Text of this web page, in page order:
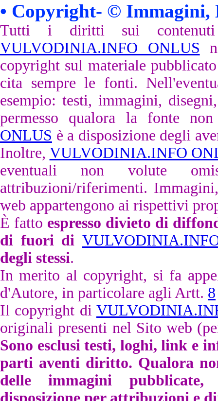
• Copyright- © Immagini,
Tutti i diritti sui
VULVODINIA.INFO ONLUS
copyright sul materiale
cita sempre le fonti.
esempio: testi, immagini,
permesso qualora la fonte
ONLUS è a disposizione degli
Inoltre, VULVODINIA.INFO
eventuali non volute
attribuzioni/riferimenti.
web appartengono ai rispettivi
È fatto espresso divieto di
di fuori di
degli stessi.
In merito al copyright, si fa
d'Autore, in particolare agli Artt. 8
Il copyright di
originali presenti nel Sito web
Sono esclusi testi, loghi, link e
parti aventi diritto. Qualora
delle immagini